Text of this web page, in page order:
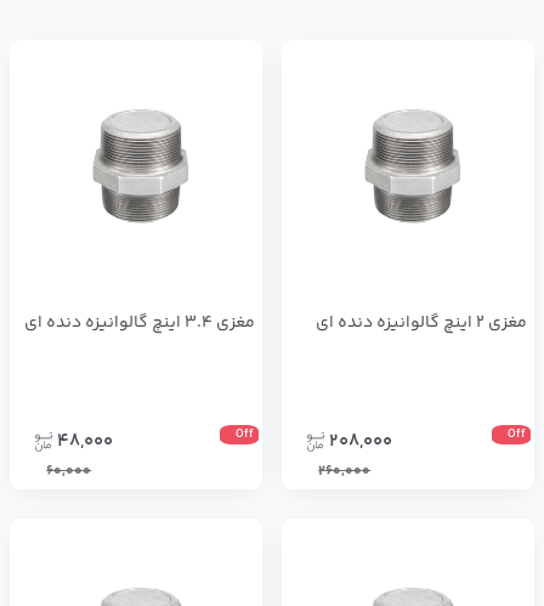
مغزی 2 اینچ گالوانیزه دنده ای
Off
208,000
260,000
مغزی 3.4 اینچ گالوانیزه دنده ای
Off
48,000
60,000